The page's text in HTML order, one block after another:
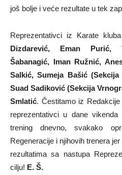
još bolje i veće rezultate u tek
Reprezentativci iz Karate
Dizdarević, Eman Purić,
Šabanagić, Iman Ružnić,
Salkić, Sumeja Bašić
Suad Sadiković (Sekcija
Smlatić. Čestitamo iz
reprezentativci u dane
trening dnevno, svakako
Regeneracije i njihovih trenera
rezultatima sa nastupa
cilju! E. Š.